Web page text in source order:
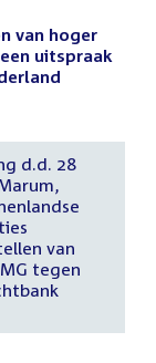
van hoger
uitspraak
d.d. 28
van
tegen